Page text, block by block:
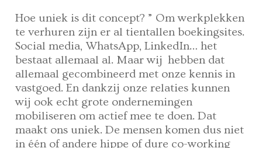
Hoe uniek is dit concept? ” Om werkplekken
te verhuren zijn er al tientallen boekingsites.
Social media, WhatsApp, LinkedIn… het
bestaat allemaal al. Maar wij hebben dat
allemaal gecombineerd met onze kennis in
vastgoed. En dankzij onze relaties kunnen
wij ook echt grote ondernemingen
mobiliseren om actief mee te doen. Dat
maakt ons uniek. De mensen komen dus niet
in één of andere hippe of dure co-working